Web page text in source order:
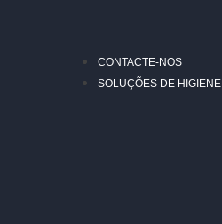
CONTACTE-NOS
SOLUÇÕES DE HIGIENE